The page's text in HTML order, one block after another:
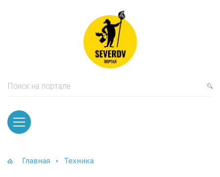
Поиск на портале
Главная Техника
и тумбы